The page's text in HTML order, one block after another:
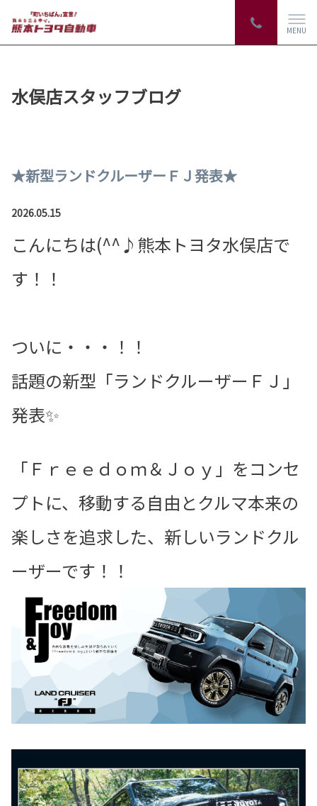
MENU
水俣店スタッフブログ
★新型ランドクルーザーＦＪ発表★
2026.05.15
こんにちは(^^♪熊本トヨタ水俣店で
す！！
ついに・・・！！
話題の新型「ランドクルーザーＦＪ」
発表✨
「Ｆｒｅｅｄｏｍ＆Ｊｏｙ」をコンセ
プトに、移動する自由とクルマ本来の
楽しさを追求した、新しいランドクル
ーザーです！！